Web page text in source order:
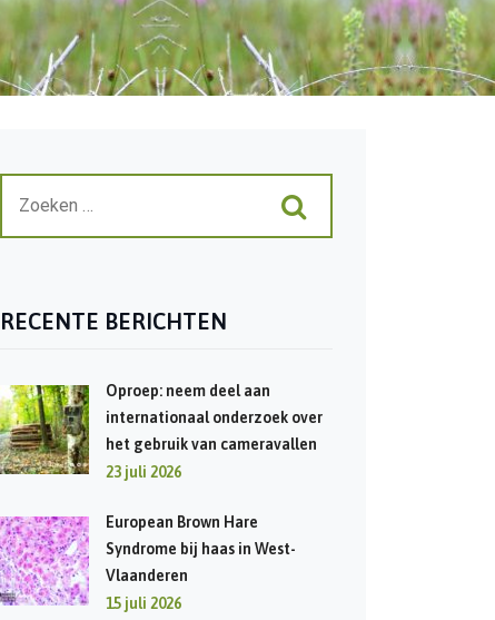
RECENTE BERICHTEN
Oproep: neem deel aan
internationaal onderzoek over
het gebruik van cameravallen
23 juli 2026
European Brown Hare
Syndrome bij haas in West-
Vlaanderen
15 juli 2026